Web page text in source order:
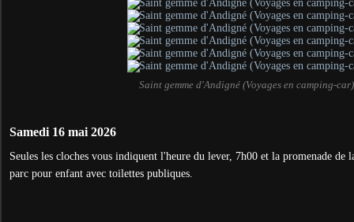
Saint gemme d'Andigné (Voyages en camping-car)
Samedi 16 mai 2026
Seules les cloches vous indiquent l'heure du lever, 7h00 et la promenade de
parc pour enfant avec toilettes publiques.